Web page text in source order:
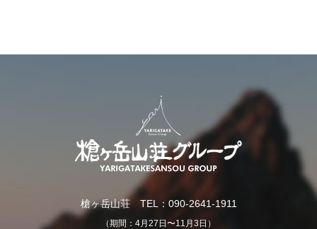
槍ヶ岳山荘 TEL：090-2641-1911
（期間：4月27日〜11月3日）